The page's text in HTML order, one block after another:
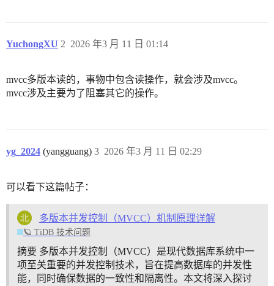
YuchongXU 2026 年3 月 11 日 01:14
2
mvcc多版本读的，事物中包含读操作，就会涉及mvcc。
mvcc涉及主要为了阻塞其它的操作。
yg_2024 (yangguang) 2026 年3 月 11 日 02:29
3
可以看下这篇帖子：
多版本并发控制（MVCC）机制原理详解
🪐 TiDB 技术问题
摘要 多版本并发控制（MVCC）是现代数据库系统中一
项至关重要的并发控制技术，旨在提高数据库的并发性
能，同时确保数据的一致性和隔离性。本文将深入探讨